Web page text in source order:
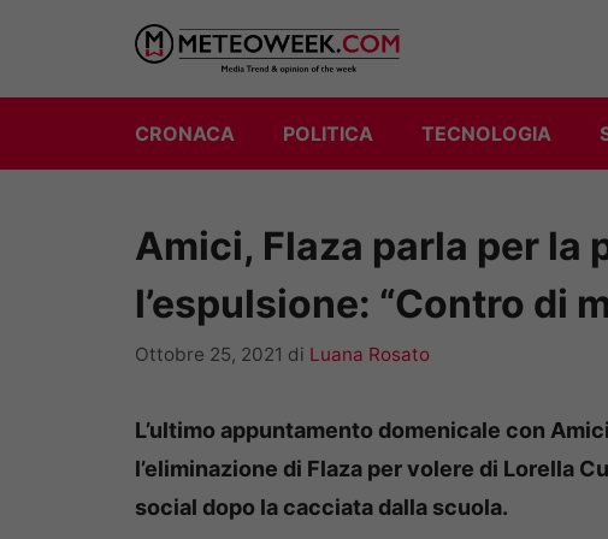
contenuto
CRONACA POLITICA TECNOLOGIA
Amici, Flaza parla per la
l’espulsione: “Contro di
Ottobre 25, 2021 di Luana Rosato
L’ultimo appuntamento domenicale con
l’eliminazione di Flaza per volere di Lorella
social dopo la cacciata dalla scuola.